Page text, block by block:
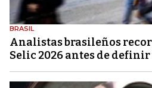
BRASIL
Analistas brasileños
Selic 2026 antes de definir